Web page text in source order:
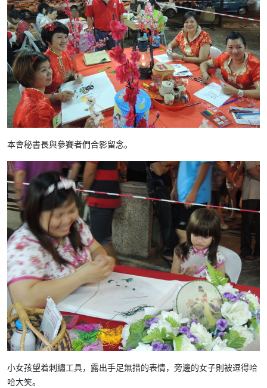
本會秘書長與參賽者們合影留念。
小女孩望着刺繡工具，露出手足無措的表情，旁邊的女子則被逗得哈
哈大笑。